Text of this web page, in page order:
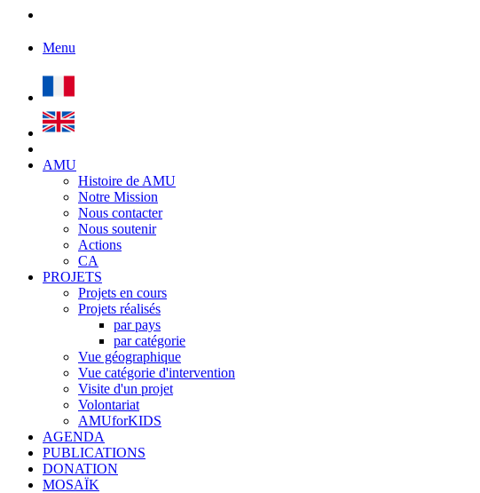
Menu
AMU
Histoire de AMU
Notre Mission
Nous contacter
Nous soutenir
Actions
CA
PROJETS
Projets en cours
Projets réalisés
par pays
par catégorie
Vue géographique
Vue catégorie d'intervention
Visite d'un projet
Volontariat
AMUforKIDS
AGENDA
PUBLICATIONS
DONATION
MOSAÏK